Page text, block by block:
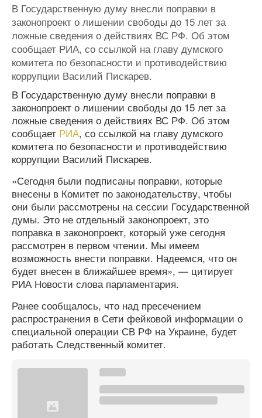
В Государственную думу внесли поправки в
законопроект о лишении свободы до 15 лет за
ложные сведения о действиях ВС РФ. Об этом
сообщает РИА, со ссылкой на главу думского
комитета по безопасности и противодействию
коррупции Василий Пискарев.
В Государственную думу внесли поправки в
законопроект о лишении свободы до 15 лет за
ложные сведения о действиях ВС РФ. Об этом
сообщает РИА, со ссылкой на главу думского
комитета по безопасности и противодействию
коррупции Василий Пискарев.
«Сегодня были подписаны поправки, которые
внесены в Комитет по законодательству, чтобы
они были рассмотрены на сессии Государственной
думы. Это не отдельный законопроект, это
поправка в законопроект, который уже сегодня
рассмотрен в первом чтении. Мы имеем
возможность внести поправки. Надеемся, что он
будет внесен в ближайшее время», — цитирует
РИА Новости слова парламентария.
Ранее сообщалось, что над пресечением
распространения в Сети фейковой информации о
специальной операции СВ РФ на Украине, будет
работать Следственный комитет.